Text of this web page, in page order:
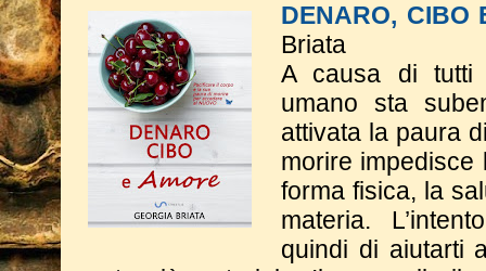
DENARO, CIBO
Briata
A causa di tutti
umano sta
attivata la paura
morire
forma fisica, la
materia.
quindi di aiutarti